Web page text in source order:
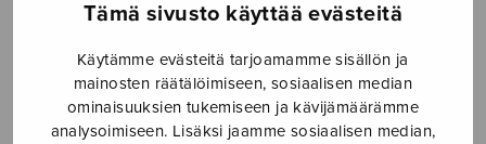
Tämä sivusto käyttää evästeitä
Käytämme evästeitä tarjoamamme sisällön ja
mainosten räätälöimiseen, sosiaalisen median
ominaisuuksien tukemiseen ja kävijämäärämme
analysoimiseen. Lisäksi jaamme sosiaalisen median,
SOITINKOULUT JA OPPAAT